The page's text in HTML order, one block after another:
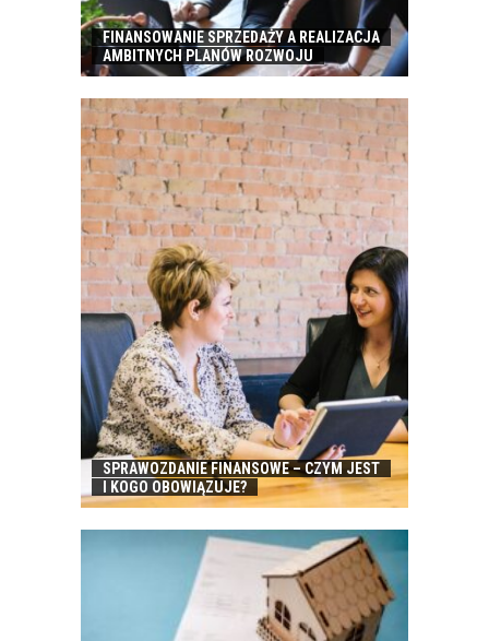
FINANSOWANIE SPRZEDAŻY A REALIZACJA
AMBITNYCH PLANÓW ROZWOJU
SPRAWOZDANIE FINANSOWE – CZYM JEST
I KOGO OBOWIĄZUJE?